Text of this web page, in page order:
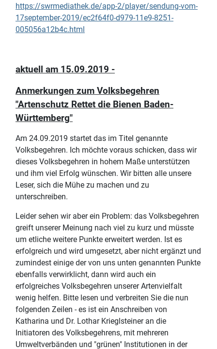
https://swrmediathek.de/app-2/player/sendung-vom-
17september-2019/ec2f64f0-d979-11e9-8251-
005056a12b4c.html
aktuell am 15.09.2019 -
Anmerkungen zum Volksbegehren
"Artenschutz Rettet die Bienen Baden-
Württemberg"
Am 24.09.2019 startet das im Titel genannte
Volksbegehren. Ich möchte voraus schicken, dass wir
dieses Volksbegehren in hohem Maße unterstützen
und ihm viel Erfolg wünschen. Wir bitten alle unsere
Leser, sich die Mühe zu machen und zu
unterschreiben.
Leider sehen wir aber ein Problem: das Volksbegehren
greift unserer Meinung nach viel zu kurz und müsste
um etliche weitere Punkte erweitert werden. Ist es
erfolgreich und wird umgesetzt, aber nicht ergänzt und
zumindest einige der von uns unten genannten Punkte
ebenfalls verwirklicht, dann wird auch ein
erfolgreiches Volksbegehren unserer Artenvielfalt
wenig helfen. Bitte lesen und verbreiten Sie die nun
folgenden Zeilen - es ist ein Anschreiben von
Katharina und Dr. Lothar Krieglsteiner an die
Initiatoren des Volksbegehrens, mit mehreren
Umweltverbänden und "grünen" Institutionen in der